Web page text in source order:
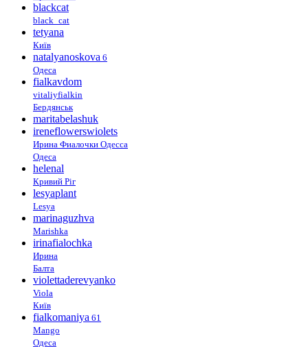
blackcat
black_cat
tetyana
Київ
natalyanoskova 6
Одеса
fialkavdom
vitaliyfialkin
Бердянськ
maritabelashuk
ireneflowerswiolets
Ирина Фиалочки Одесса
Одеса
helenal
Кривий Ріг
lesyaplant
Lesya
marinaguzhva
Marishka
irinafialochka
Ирина
Балта
violettaderevyanko
Viola
Київ
fialkomaniya 61
Mango
Одеса